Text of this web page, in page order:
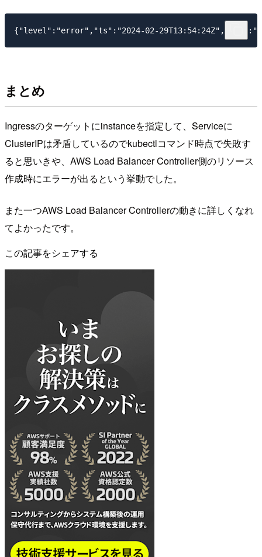
まとめ
Ingressのターゲットにinstanceを指定して、Serviceに
ClusterIPは矛盾しているのでkubectlコマンド時点で失敗す
ると思いきや、AWS Load Balancer Controller側のリソース
作成時にエラーが出るという挙動でした。
また一つAWS Load Balancer Controllerの動きに詳しくなれ
てよかったです。
この記事をシェアする